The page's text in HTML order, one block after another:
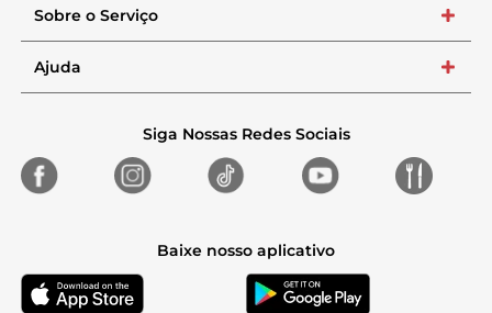
Sobre o Serviço +
Ajuda +
Siga Nossas Redes Sociais
Baixe nosso aplicativo